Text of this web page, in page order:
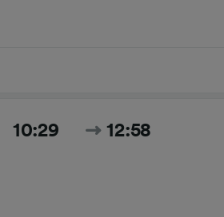
10:29 12:58